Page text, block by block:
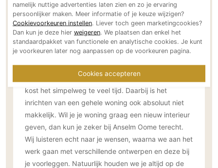
Thuisbioscoop
Domotica
Mirror TV
Fitnessapparatuur
Overig
Aannemers Interieur
Akoestiek
Binnenzwembaden
Wellness
Wijnkelder en wijnkasten
Het scheelt jou een hoop tijd en werk
Sommige mensen vinden het erg leuk om een
woning in te richten, maar voor de meeste mensen
kost het simpelweg te veel tijd. Daarbij is het
inrichten van een gehele woning ook absoluut niet
makkelijk. Wil je je woning graag een nieuw interieur
geven, dan kun je zeker bij Anselm Oome terecht.
Wij luisteren echt naar je wensen, waarna we aan het
werk gaan met verschillende ontwerpen en deze bij
je voorleggen. Natuurlijk houden we je altijd op de
namelijk nuttige advertenties laten zien en zo je ervaring
persoonlijker maken. Meer informatie of je keuze wijzigen?
Cookievoorkeuren instellen. Liever toch geen marketingcookies?
Dan kun je deze hier weigeren. We plaatsen dan enkel het
standaardpakket van functionele en analytische cookies. Je kunt
je voorkeuren later nog aanpassen op de voorkeuren pagina.
Cookies accepteren